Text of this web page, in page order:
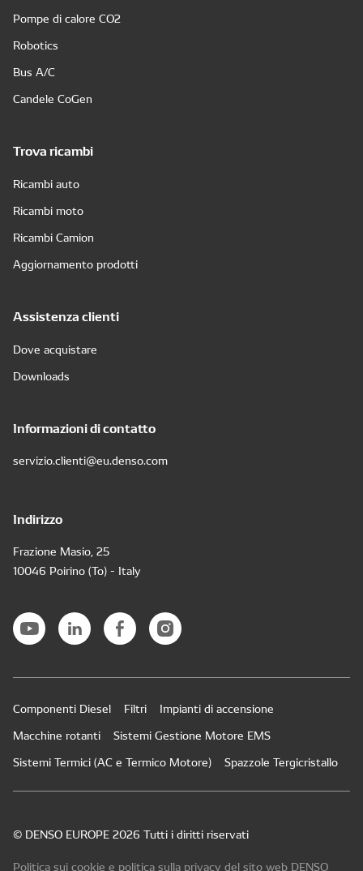
Pompe di calore CO2
Robotics
Bus A/C
Candele CoGen
Trova ricambi
Ricambi auto
Ricambi moto
Ricambi Camion
Aggiornamento prodotti
Assistenza clienti
Dove acquistare
Downloads
Informazioni di contatto
servizio.clienti@eu.denso.com
Indirizzo
Frazione Masio, 25
10046 Poirino (To) - Italy
Componenti Diesel Filtri
Impianti di accensione
Macchine rotanti
Sistemi Gestione Motore EMS
Sistemi Termici (AC e Termico Motore)
Spazzole Tergicristallo
© DENSO EUROPE 2026 Tutti i diritti riservati
Politica sui cookie e politica sulla privacy del sito web DENSO